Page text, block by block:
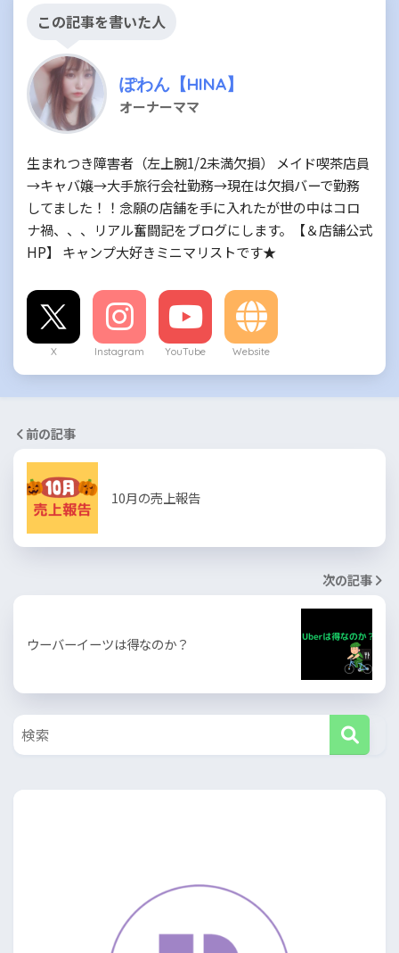
この記事を書いた人
ぽわん【HINA】
オーナーママ
生まれつき障害者（左上腕1/2未満欠損） メイド喫茶店員
→キャバ嬢→大手旅行会社勤務→現在は欠損バーで勤務
してました！！念願の店舗を手に入れたが世の中はコロ
ナ禍、、、リアル奮闘記をブログにします。【＆店舗公式
HP】 キャンプ大好きミニマリストです★
X Instagram YouTube Website
前の記事
10月の売上報告
次の記事
ウーバーイーツは得なのか？